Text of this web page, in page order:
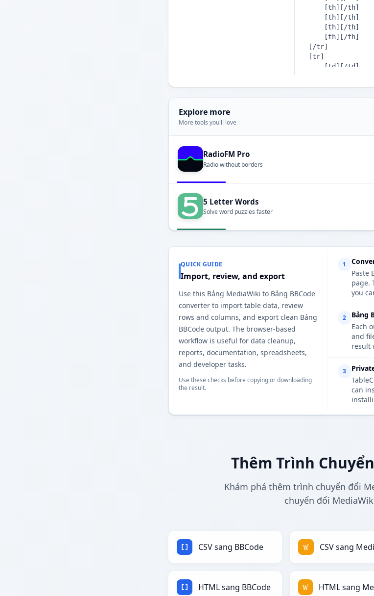
Explore more
More tools you'll love
RadioFM Pro
Radio without borders
5 Letter Words
Solve word puzzles faster
QUICK GUIDE
Import, review, and export
Use this Bảng MediaWiki to Bảng BBCode
converter to import table data, review
rows and columns, and export clean Bảng
BBCode output. The browser-based
workflow is useful for data cleanup,
reports, documentation, spreadsheets,
and developer tasks.
Use these checks before copying or downloading
the result.
1
Paste
page.
you
2
Bảng
Each
and
result
3
can
Thêm Trình
Khám phá thêm trình chuyển đổi
chuyển đổi
CSV sang BBCode CSV sang
HTML sang BBCode